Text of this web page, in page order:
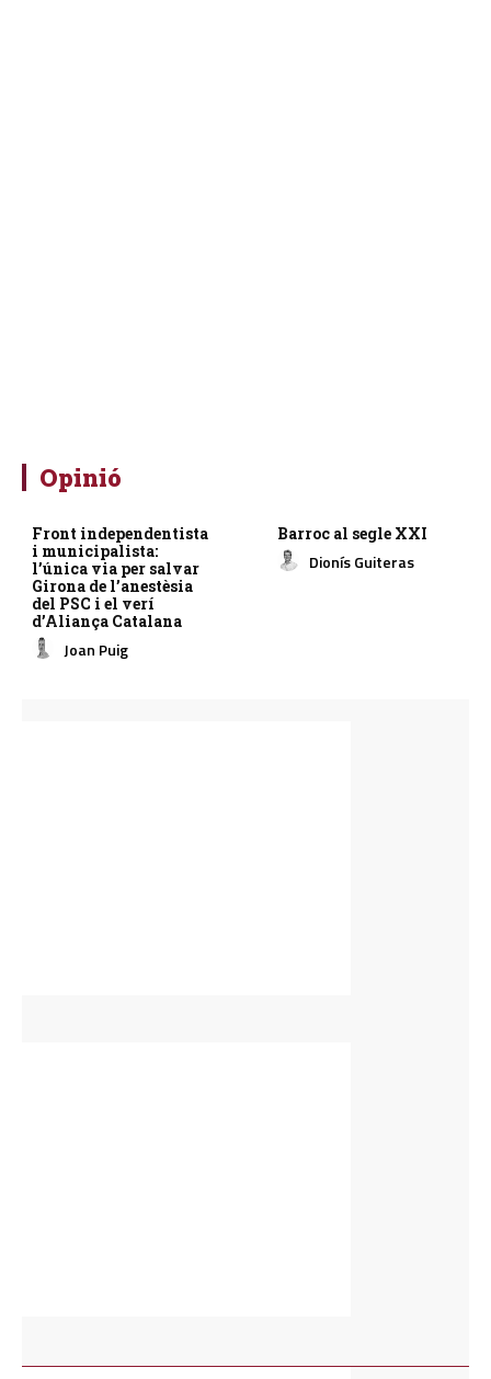
Opinió
Front independentista
i municipalista:
l’única via per salvar
Girona de l’anestèsia
del PSC i el verí
d’Aliança Catalana
Joan Puig
Barroc al segle XXI
Dionís Guiteras